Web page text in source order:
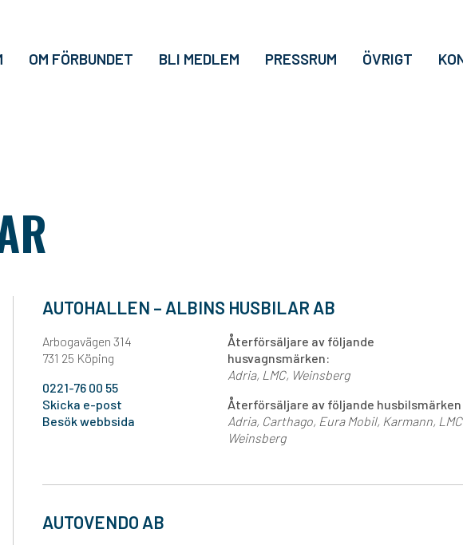
OM FÖRBUNDET BLI MEDLEM PRESSRUM ÖVRIGT
AUTOHALLEN – ALBINS HUSBILAR AB
Arbogavägen 314
731 25 Köping
0221-76 00 55
Skicka e-post
Besök webbsida
Återförsäljare av följande
husvagnsmärken:
Adria LMC Weinsberg
Återförsäljare av följande
Adria Carthago Eura Mobil Karmann LMC
Weinsberg
AUTOVENDO AB